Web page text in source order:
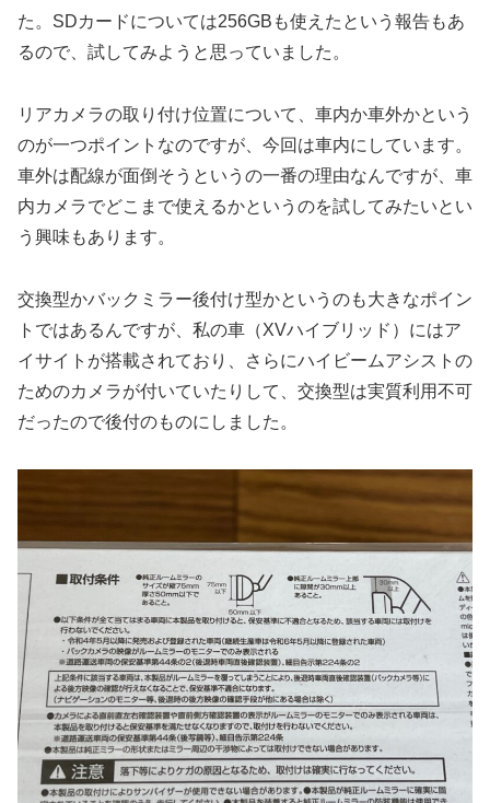
た。SDカードについては256GBも使えたという報告もあ
るので、試してみようと思っていました。
リアカメラの取り付け位置について、車内か車外かという
のが一つポイントなのですが、今回は車内にしています。
車外は配線が面倒そうというの一番の理由なんですが、車
内カメラでどこまで使えるかというのを試してみたいとい
う興味もあります。
交換型かバックミラー後付け型かというのも大きなポイン
トではあるんですが、私の車（XVハイブリッド）にはア
イサイトが搭載されており、さらにハイビームアシストの
ためのカメラが付いていたりして、交換型は実質利用不可
だったので後付のものにしました。